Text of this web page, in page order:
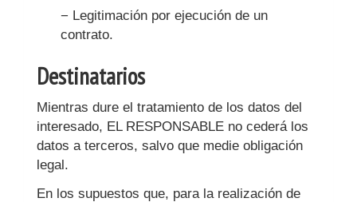
− Legitimación por ejecución de un
contrato.
Destinatarios
Mientras dure el tratamiento de los datos del
interesado, EL RESPONSABLE no cederá los
datos a terceros, salvo que medie obligación
legal.
En los supuestos que, para la realización de